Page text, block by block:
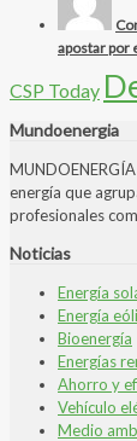
apostar por
CSP Today
Mundoenergia
energía que
profesionales
Noticias
Energía
Energía
Bioenergía
Energías
Ahorro y
Vehículo
Medio